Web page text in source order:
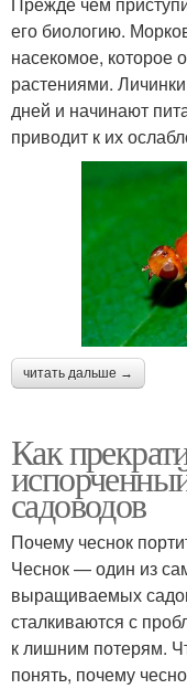
его биологию.
насекомое, которое
растениями.
дней и начинают
приводит к их
читать дальше →
Как
садоводов
Почему чеснок
Чеснок — один из
выращиваемых
сталкиваются с
к лишним потерям.
понять, почему